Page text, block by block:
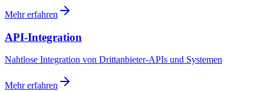
Mehr erfahren
API-Integration
Nahtlose Integration von Drittanbieter-APIs und Systemen
Mehr erfahren